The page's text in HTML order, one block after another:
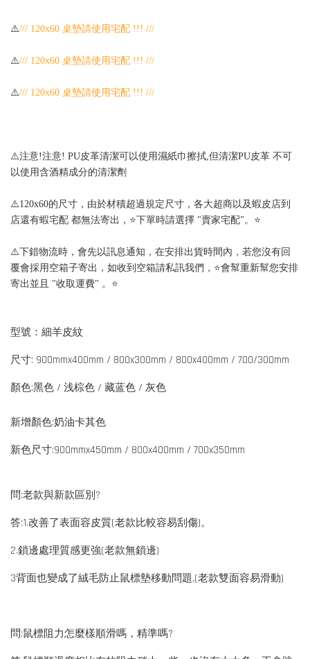
⚠️/// 120x60 桌墊請使用宅配 !!! ///
⚠️/// 120x60 桌墊請使用宅配 !!! ///
⚠️/// 120x60 桌墊請使用宅配 !!! ///
⚠️注意!注意! PU皮革清潔可以使用濕紙巾擦拭,但清潔PU皮革 不可
以使用含酒精成分的清潔劑
⚠️120x60的尺寸，由於材積超過規定尺寸，各大超商以及蝦皮店到
店還有蝦宅配 都無法寄出，⭐下單時請選擇 "賣家宅配"。⭐
⚠️下錯物流時，會先以訊息通知，在安排出貨時間內，若您沒有回
覆會採用空箱子寄出，如收到空箱請私訊我們，⭐會幫重新幫您安排
寄出並且 "收取運費" 。⭐
型號：細羊皮紋
尺寸: 900mmx400mm / 800x300mm / 800x400mm / 700/300mm
顏色:黑色 / 浅棕色 / 藏蓝色 / 灰色
新增顏色:奶油卡其色
新色尺寸:900mmx450mm / 800x400mm / 700x350mm
問:老款與新款區別?
答:1.改善了表面容皮質(老款比較容易刮傷)。
2.鎖邊處理質感更強(老款無鎖邊)
3背面也變成了絨毛防止鼠標墊移動問題,(老款雙面容易滑動)
問:鼠標阻力怎麼樣順滑嗎，精準嗎?